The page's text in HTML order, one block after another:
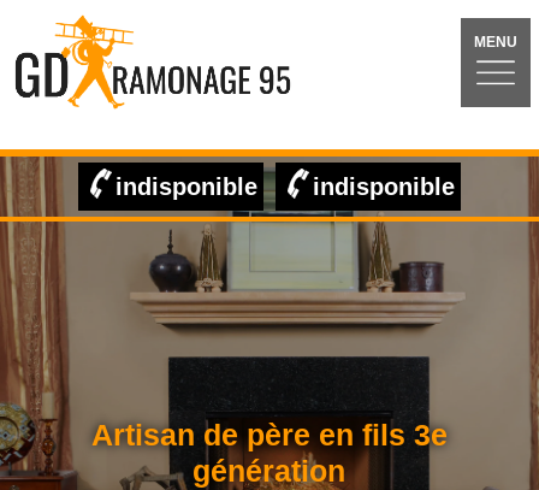
MENU
indisponible indisponible
Artisan de père en fils 3e
génération